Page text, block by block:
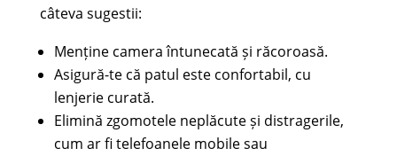
câteva sugestii:
Menține camera întunecată și răcoroasă.
Asigură-te că patul este confortabil, cu
lenjerie curată.
Elimină zgomotele neplăcute și distragerile,
cum ar fi telefoanele mobile sau